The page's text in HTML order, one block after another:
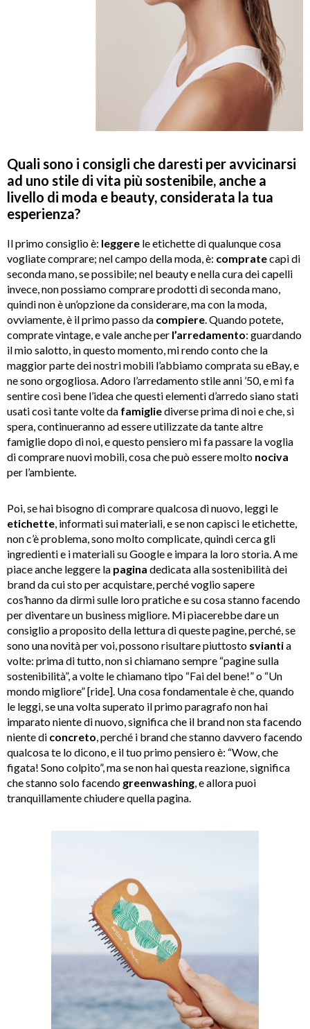
Quali sono i consigli che daresti per avvicinarsi
ad uno stile di vita più sostenibile, anche a
livello di moda e beauty, considerata la tua
esperienza?
Il primo consiglio è: leggere le etichette di qualunque cosa
vogliate comprare; nel campo della moda, è: compratecapi di
seconda mano, se possibile; nel beauty e nella cura dei capelli
invece, non possiamo comprare prodotti di seconda mano,
quindi non è un’opzione da considerare, ma con la moda,
ovviamente, è il primo passo da compiere. Quando potete,
comprate vintage, e vale anche per l’arredamento: guardando
il mio salotto, in questo momento, mi rendo conto che la
maggior parte dei nostri mobili l’abbiamo comprata su eBay, e
ne sono orgogliosa. Adoro l’arredamento stile anni ’50, e mi fa
sentire così bene l’idea che questi elementi d’arredo siano stati
usati così tante volte da famigliediverse prima di noi e che, si
spera, continueranno ad essere utilizzate da tante altre
famiglie dopo di noi, e questo pensiero mi fa passare la voglia
di comprare nuovi mobili, cosa che può essere molto nociva
per l’ambiente.
Poi, se hai bisogno di comprare qualcosa di nuovo, leggi le
etichette, informati sui materiali, e se non capisci le etichette,
non c’è problema, sono molto complicate, quindi cerca gli
ingredienti e i materiali su Google e impara la loro storia. A me
piace anche leggere la pagina dedicata alla sostenibilità dei
brand da cui sto per acquistare, perché voglio sapere
cos’hanno da dirmi sulle loro pratiche e su cosa stanno facendo
per diventare un business migliore. Mi piacerebbe dare un
consiglio a proposito della lettura di queste pagine, perché, se
sono una novità per voi, possono risultare piuttosto sviantia
volte: prima di tutto, non si chiamano sempre “pagine sulla
sostenibilità”, a volte le chiamano tipo “Fai del bene!” o “Un
mondo migliore” [ride]. Una cosa fondamentale è che, quando
le leggi, se una volta superato il primo paragrafo non hai
imparato niente di nuovo, significa che il brand non sta facendo
niente di concreto, perché i brand che stanno davvero facendo
qualcosa te lo dicono, e il tuo primo pensiero è: “Wow, che
figata! Sono colpito”, ma se non hai questa reazione, significa
che stanno solo facendo greenwashing, e allora puoi
tranquillamente chiudere quella pagina.